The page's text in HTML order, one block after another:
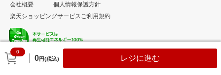
0
0円(税込) レジに進む
会社概要
個人情報保護方針
楽天ショッピングサービスご利用規約
© Rakuten Group, Inc.